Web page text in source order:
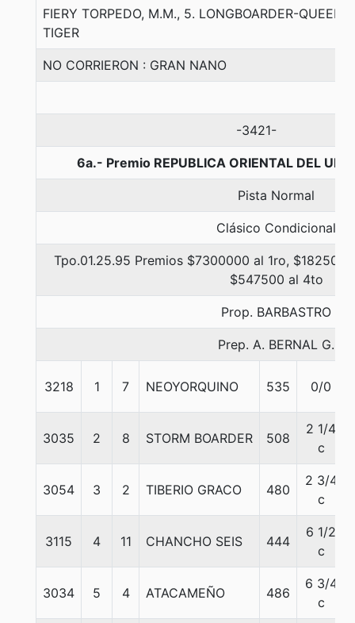
FIERY TORPEDO, M.M., 5. LONGBOARDER-QUEEN
TIGER
NO CORRIERON : GRAN NANO
-3421-
6a.- Premio REPUBLICA ORIENTAL DEL
Pista Normal
Clásico Condicional
Tpo.01.25.95 Premios $7300000 al 1ro,
$547500 al 4to
Prop. BARBASTRO
Prep. A. BERNAL G.
3218 1 7 NEOYORQUINO 535 0/0
3035 2 8 STORM BOARDER 508
2 1/4
c
3054 3 2 TIBERIO GRACO 480
2 3/4
c
3115 4 11 CHANCHO SEIS 444
6 1/2
c
3034 5 4 ATACAMEÑO 486
6 3/4
c